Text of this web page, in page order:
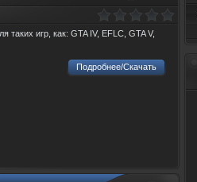
таких игр, как: GTA IV, EFLC, GTA V,
Подробнее/Скачать